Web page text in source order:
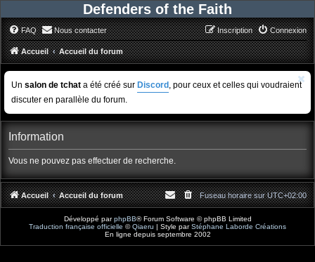
Defenders of the Faith
FAQ Nous contacter Connexion
Inscription
Accueil Accueil du forum
Un salon de tchat a été créé sur Discord , pour ceux et celles qui voudraient
discuter en parallèle du forum.
Information
Vous ne pouvez pas effectuer de recherche.
Accueil Accueil du forum Fuseau horaire surUTC+02:00
Développé parphpBB® Forum Software © phpBB Limited
Traduction française officielle ©Qiaeru | Style parStéphane Laborde Créations
En ligne depuis septembre 2002